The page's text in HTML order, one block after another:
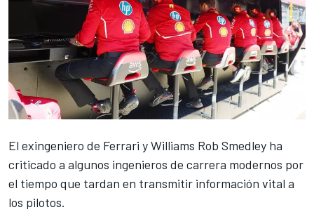
El exingeniero de Ferrari yWilliams Rob Smedley ha
criticado a algunos ingenieros de carrera modernos por
el tiempo que tardan en transmitir información vital a
los pilotos.